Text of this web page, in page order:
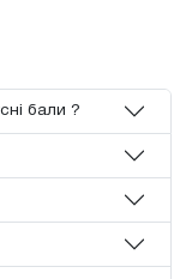
бали ?